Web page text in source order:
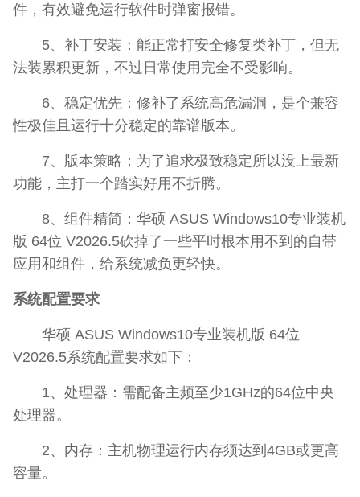
件，有效避免运行软件时弹窗报错。
5、补丁安装：能正常打安全修复类补丁，但无
法装累积更新，不过日常使用完全不受影响。
6、稳定优先：修补了系统高危漏洞，是个兼容
性极佳且运行十分稳定的靠谱版本。
7、版本策略：为了追求极致稳定所以没上最新
功能，主打一个踏实好用不折腾。
8、组件精简：华硕 ASUS Windows10专业装机
版 64位 V2026.5砍掉了一些平时根本用不到的自带
应用和组件，给系统减负更轻快。
系统配置要求
华硕 ASUS Windows10专业装机版 64位
V2026.5系统配置要求如下：
1、处理器：需配备主频至少1GHz的64位中央
处理器。
2、内存：主机物理运行内存须达到4GB或更高
容量。